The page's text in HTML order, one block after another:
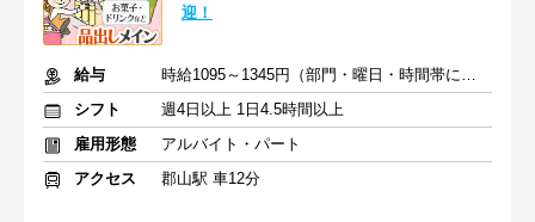
迎！
給与
時給1095～1345円（部門・曜日・時間帯による）＋交通費
シフト
週4日以上 1日4.5時間以上
雇用形態
アルバイト・パート
アクセス
郡山駅 車12分